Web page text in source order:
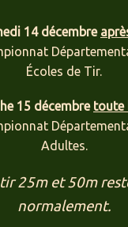
14 décembre
Écoles de Tir.
15 décembre toute
Adultes.
tir 25m et 50m
normalement.